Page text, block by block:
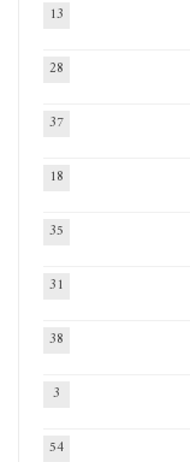
13
28
37
18
35
31
38
3
54